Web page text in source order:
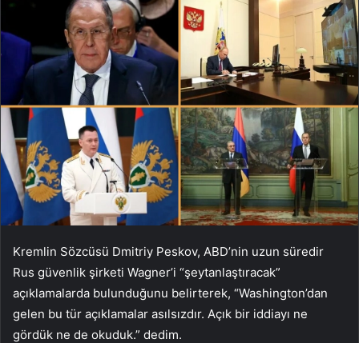
Kremlin Sözcüsü Dmitriy Peskov, ABD’nin uzun süredir
Rus güvenlik şirketi Wagner’i “şeytanlaştıracak”
açıklamalarda bulunduğunu belirterek, “Washington’dan
gelen bu tür açıklamalar asılsızdır. Açık bir iddiayı ne
gördük ne de okuduk.” dedim.